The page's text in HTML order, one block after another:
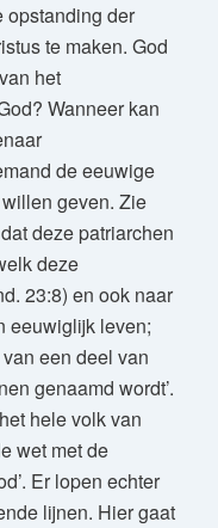
opstanding der
te maken. God
het
Wanneer kan
de eeuwige
geven. Zie
deze patriarchen
deze
23:8) en ook naar
eeuwiglijk leven;
een deel van
genaamd wordt’.
hele volk van
wet met de
Er lopen echter
lijnen. Hier gaat